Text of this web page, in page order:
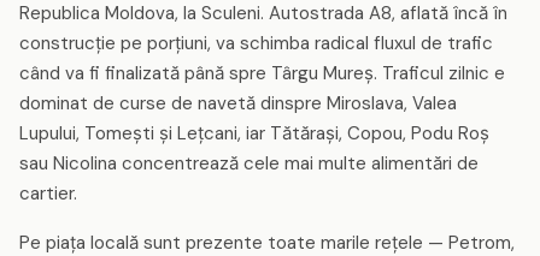
Republica Moldova, la Sculeni. Autostrada A8, aflată încă în
construcție pe porțiuni, va schimba radical fluxul de trafic
când va fi finalizată până spre Târgu Mureș. Traficul zilnic e
dominat de curse de navetă dinspre Miroslava, Valea
Lupului, Tomești și Lețcani, iar Tătărași, Copou, Podu Roș
sau Nicolina concentrează cele mai multe alimentări de
cartier.
Pe piața locală sunt prezente toate marile rețele — Petrom,